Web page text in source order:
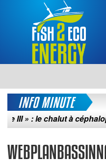
INFO MINUTE
» : le chalut à